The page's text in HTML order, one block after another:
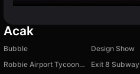
Acak
Bubble Design Show
Robbie Airport Tycoon: Build and grow rich
Exit 8 Subway